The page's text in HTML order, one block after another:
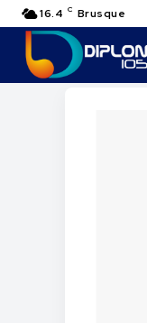
16.4 C Brusque